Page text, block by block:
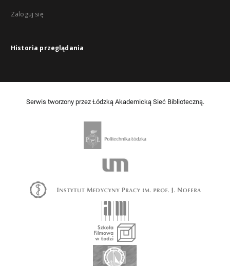
Zaloguj się
Historia przeglądania
Serwis tworzony przez Łódzką Akademicką Sieć Biblioteczną.